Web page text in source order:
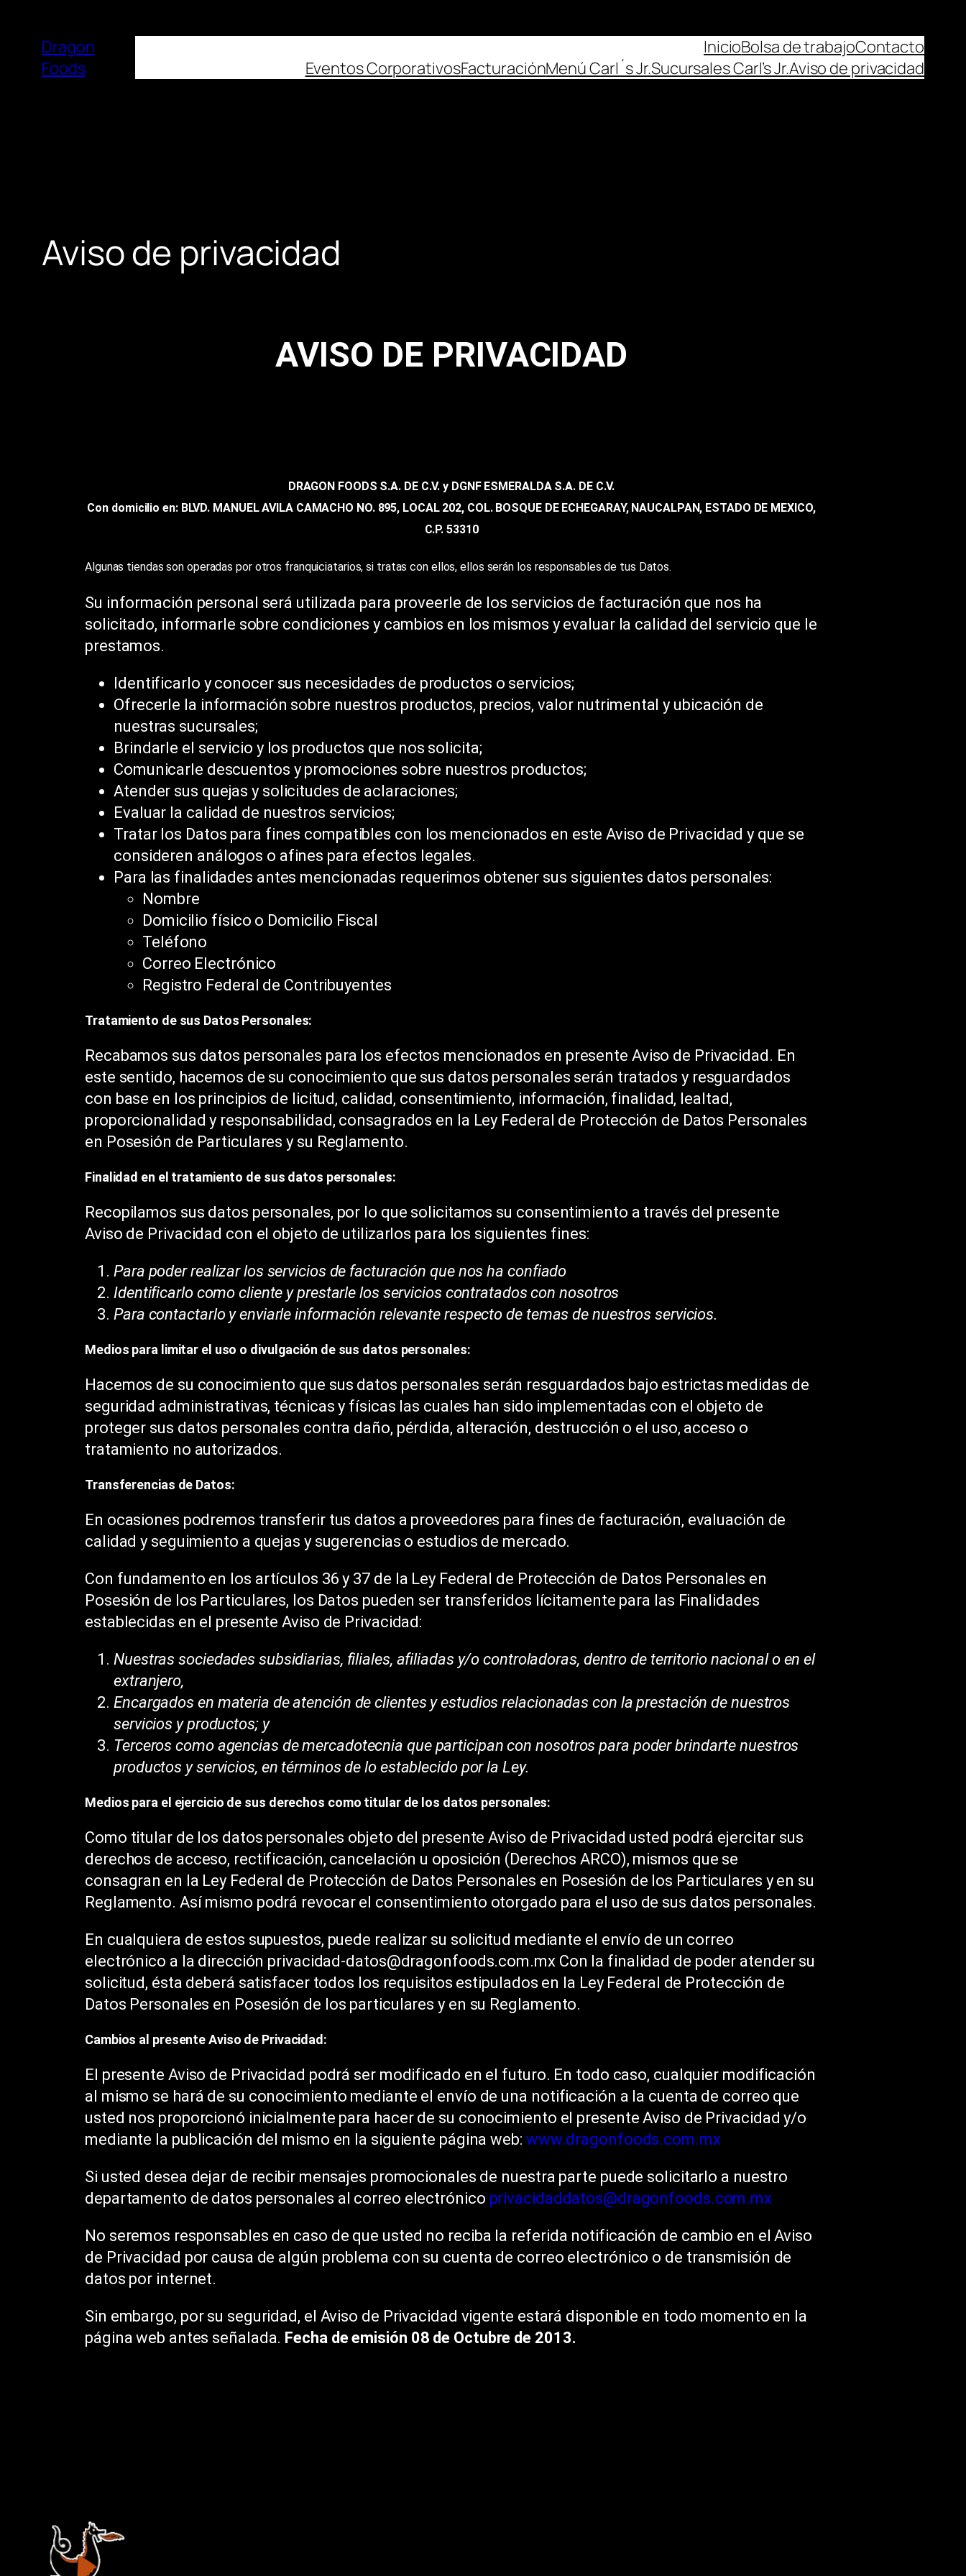
Dragon
Foods
InicioBolsa de trabajoContacto
Eventos CorporativosFacturaciónMenú Carl´s Jr.Sucursales Carl’s Jr.Aviso de privacidad
Aviso de privacidad
AVISO DE PRIVACIDAD
DRAGON FOODS S.A. DE C.V. y DGNF ESMERALDA S.A. DE C.V.
Con domicilio en: BLVD. MANUEL AVILA CAMACHO NO. 895, LOCAL 202, COL. BOSQUE DE ECHEGARAY, NAUCALPAN, ESTADO DE MEXICO,
C.P. 53310
Algunas tiendas son operadas por otros franquiciatarios, si tratas con ellos, ellos serán los responsables de tus Datos.
Su información personal será utilizada para proveerle de los servicios de facturación que nos ha
solicitado, informarle sobre condiciones y cambios en los mismos y evaluar la calidad del servicio que le
prestamos.
Identificarlo y conocer sus necesidades de productos o servicios;
Ofrecerle la información sobre nuestros productos, precios, valor nutrimental y ubicación de
nuestras sucursales;
Brindarle el servicio y los productos que nos solicita;
Comunicarle descuentos y promociones sobre nuestros productos;
Atender sus quejas y solicitudes de aclaraciones;
Evaluar la calidad de nuestros servicios;
Tratar los Datos para fines compatibles con los mencionados en este Aviso de Privacidad y que se
consideren análogos o afines para efectos legales.
Para las finalidades antes mencionadas requerimos obtener sus siguientes datos personales:
Nombre
Domicilio físico o Domicilio Fiscal
Teléfono
Correo Electrónico
Registro Federal de Contribuyentes
Tratamiento de sus Datos Personales:
Recabamos sus datos personales para los efectos mencionados en presente Aviso de Privacidad. En
este sentido, hacemos de su conocimiento que sus datos personales serán tratados y resguardados
con base en los principios de licitud, calidad, consentimiento, información, finalidad, lealtad,
proporcionalidad y responsabilidad, consagrados en la Ley Federal de Protección de Datos Personales
en Posesión de Particulares y su Reglamento.
Finalidad en el tratamiento de sus datos personales:
Recopilamos sus datos personales, por lo que solicitamos su consentimiento a través del presente
Aviso de Privacidad con el objeto de utilizarlos para los siguientes fines:
Para poder realizar los servicios de facturación que nos ha confiado
Identificarlo como cliente y prestarle los servicios contratados con nosotros
Para contactarlo y enviarle información relevante respecto de temas de nuestros servicios.
Medios para limitar el uso o divulgación de sus datos personales:
Hacemos de su conocimiento que sus datos personales serán resguardados bajo estrictas medidas de
seguridad administrativas, técnicas y físicas las cuales han sido implementadas con el objeto de
proteger sus datos personales contra daño, pérdida, alteración, destrucción o el uso, acceso o
tratamiento no autorizados.
Transferencias de Datos:
En ocasiones podremos transferir tus datos a proveedores para fines de facturación, evaluación de
calidad y seguimiento a quejas y sugerencias o estudios de mercado.
Con fundamento en los artículos 36 y 37 de la Ley Federal de Protección de Datos Personales en
Posesión de los Particulares, los Datos pueden ser transferidos lícitamente para las Finalidades
establecidas en el presente Aviso de Privacidad:
Nuestras sociedades subsidiarias, filiales, afiliadas y/o controladoras, dentro de territorio nacional o en el
extranjero,
Encargados en materia de atención de clientes y estudios relacionadas con la prestación de nuestros
servicios y productos; y
Terceros como agencias de mercadotecnia que participan con nosotros para poder brindarte nuestros
productos y servicios, en términos de lo establecido por la Ley.
Medios para el ejercicio de sus derechos como titular de los datos personales:
Como titular de los datos personales objeto del presente Aviso de Privacidad usted podrá ejercitar sus
derechos de acceso, rectificación, cancelación u oposición (Derechos ARCO), mismos que se
consagran en la Ley Federal de Protección de Datos Personales en Posesión de los Particulares y en su
Reglamento. Así mismo podrá revocar el consentimiento otorgado para el uso de sus datos personales.
En cualquiera de estos supuestos, puede realizar su solicitud mediante el envío de un correo
electrónico a la dirección privacidad-datos@dragonfoods.com.mx Con la finalidad de poder atender su
solicitud, ésta deberá satisfacer todos los requisitos estipulados en la Ley Federal de Protección de
Datos Personales en Posesión de los particulares y en su Reglamento.
Cambios al presente Aviso de Privacidad:
El presente Aviso de Privacidad podrá ser modificado en el futuro. En todo caso, cualquier modificación
al mismo se hará de su conocimiento mediante el envío de una notificación a la cuenta de correo que
usted nos proporcionó inicialmente para hacer de su conocimiento el presente Aviso de Privacidad y/o
mediante la publicación del mismo en la siguiente página web: www.dragonfoods.com.mx
Si usted desea dejar de recibir mensajes promocionales de nuestra parte puede solicitarlo a nuestro
departamento de datos personales al correo electrónico privacidaddatos@dragonfoods.com.mx
No seremos responsables en caso de que usted no reciba la referida notificación de cambio en el Aviso
de Privacidad por causa de algún problema con su cuenta de correo electrónico o de transmisión de
datos por internet.
Sin embargo, por su seguridad, el Aviso de Privacidad vigente estará disponible en todo momento en la
página web antes señalada. Fecha de emisión 08 de Octubre de 2013.